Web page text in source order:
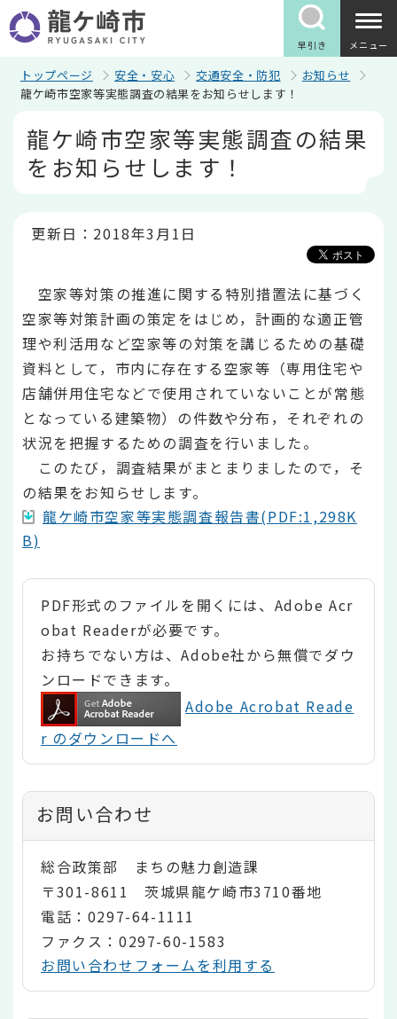
の
ペ
早引き メニュー
トップページ 安全・安心 交通安全・防犯
お知らせ
龍ケ崎市空家等実態調査の結果をお知らせします！
龍ケ崎市空家等実態調査の結果
をお知らせします！
更新日：2018年3月1日
空家等対策の推進に関する特別措置法に基づく
空家等対策計画の策定をはじめ，計画的な適正管
理や利活用など空家等の対策を講じるための基礎
資料として，市内に存在する空家等（専用住宅や
店舗併用住宅などで使用されていないことが常態
となっている建築物）の件数や分布，それぞれの
状況を把握するための調査を行いました。
このたび，調査結果がまとまりましたので，そ
の結果をお知らせします。
龍ケ崎市空家等実態調査報告書(PDF:1,298K
B)
PDF形式のファイルを開くには、Adobe Acr
obat Readerが必要です。
お持ちでない方は、Adobe社から無償でダウ
ンロードできます。
Adobe Acrobat Reade
r のダウンロードへ
お問い合わせ
総合政策部 まちの魅力創造課
〒301-8611 茨城県龍ケ崎市3710番地
電話：0297-64-1111
ファクス：0297-60-1583
お問い合わせフォームを利用する